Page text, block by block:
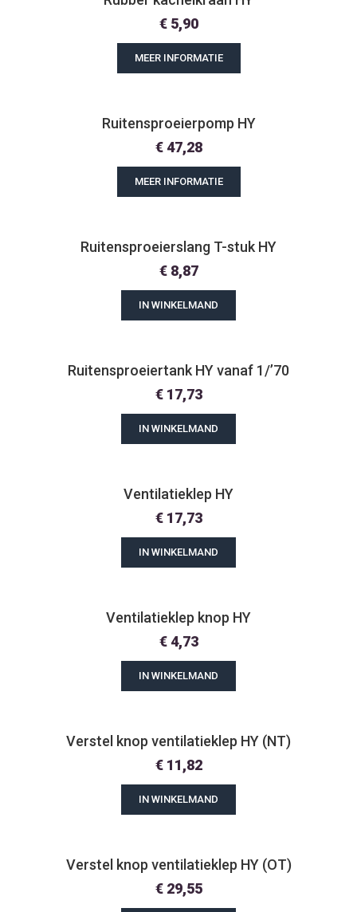
€5,90
MEER INFORMATIE
Ruitensproeierpomp HY
€47,28
MEER INFORMATIE
Ruitensproeierslang T-stuk HY
€8,87
IN WINKELMAND
Ruitensproeiertank HY vanaf 1/’70
€17,73
IN WINKELMAND
Ventilatieklep HY
€17,73
IN WINKELMAND
Ventilatieklep knop HY
€4,73
IN WINKELMAND
Verstel knop ventilatieklep HY (NT)
€11,82
IN WINKELMAND
Verstel knop ventilatieklep HY (OT)
€29,55